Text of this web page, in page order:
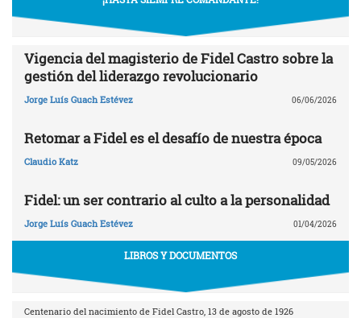
Vigencia del magisterio de Fidel Castro sobre la
gestión del liderazgo revolucionario
Jorge Luís Guach Estévez 06/06/2026
Retomar a Fidel es el desafío de nuestra época
Claudio Katz 09/05/2026
Fidel: un ser contrario al culto a la personalidad
Jorge Luís Guach Estévez 01/04/2026
LIBROS Y DOCUMENTOS
Centenario del nacimiento de Fidel Castro, 13 de agosto de 1926